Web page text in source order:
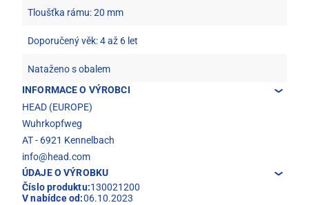
Tloušťka rámu: 20 mm
Doporučený věk: 4 až 6 let
Nataženo s obalem
INFORMACE O VÝROBCI
HEAD (EUROPE)
Wuhrkopfweg
AT - 6921 Kennelbach
info@head.com
ÚDAJE O VÝROBKU
Číslo produktu:130021200
V nabídce od:06.10.2023